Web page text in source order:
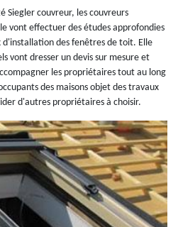
Siegler couvreur, les couvreurs
vont effectuer des études approfondies
des fenêtres de toit. Elle
vont dresser un devis sur mesure et
les propriétaires tout au long
des maisons objet des travaux
d'autres propriétaires à choisir.